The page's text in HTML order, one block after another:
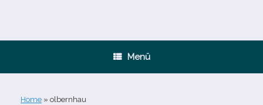
Menü
Home » olbernhau